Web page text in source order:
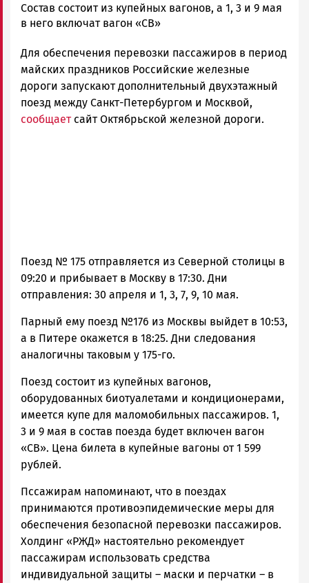
Виктор
Петров
Петрозаводска
и
Карелии
|
Петрозаводск
ГОВОРИТ
Состав состоит из купейных вагонов, а 1, 3 и 9 мая
в него включат вагон «СВ»
Для обеспечения перевозки пассажиров в период
майских праздников Российские железные
дороги запускают дополнительный двухэтажный
поезд между Санкт-Петербургом и Москвой,
сообщает сайт Октябрьской железной дороги.
Поезд № 175 отправляется из Северной столицы в
09:20 и прибывает в Москву в 17:30. Дни
отправления: 30 апреля и 1, 3, 7, 9, 10 мая.
Парный ему поезд №176 из Москвы выйдет в 10:53,
а в Питере окажется в 18:25. Дни следования
аналогичны таковым у 175-го.
Поезд состоит из купейных вагонов,
оборудованных биотуалетами и кондиционерами,
имеется купе для маломобильных пассажиров. 1,
3 и 9 мая в состав поезда будет включен вагон
«СВ». Цена билета в купейные вагоны от 1 599
рублей.
Пссажирам напоминают, что в поездах
принимаются противоэпидемические меры для
обеспечения безопасной перевозки пассажиров.
Холдинг «РЖД» настоятельно рекомендует
пассажирам использовать средства
индивидуальной защиты – маски и перчатки – в